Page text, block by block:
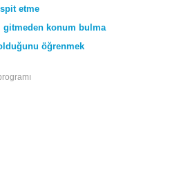
etme
gitmeden konum bulma
öğrenmek